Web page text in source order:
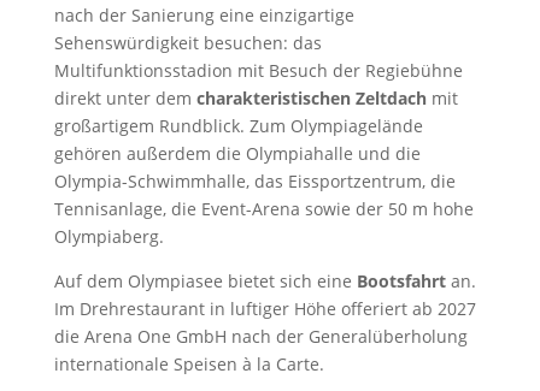
nach der Sanierung eine einzigartige
Sehenswürdigkeit besuchen: das
Multifunktionsstadion mit Besuch der Regiebühne
direkt unter dem charakteristischen Zeltdachmit
großartigem Rundblick. Zum Olympiagelände
gehören außerdem die Olympiahalle und die
Olympia-Schwimmhalle, das Eissportzentrum, die
Tennisanlage, die Event-Arena sowie der 50 m hohe
Olympiaberg.
Auf dem Olympiasee bietet sich eine Bootsfahrt an.
Im Drehrestaurant in luftiger Höhe offeriert ab 2027
die Arena One GmbH nach der Generalüberholung
internationale Speisen à la Carte.